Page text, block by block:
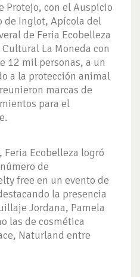
Protejo, con el Auspicio
de Inglot, Apícola del
de Feria Ecobelleza
La Moneda con
12 mil personas, a un
a la protección animal
marcas de
para el
Ecobelleza logró
de
free en un evento de
la presencia
Jordana, Pamela
las de cosmética
Naturland entre